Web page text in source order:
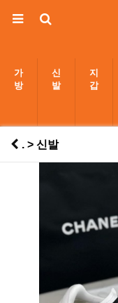
가
방
신
발
지
갑
. > 신발